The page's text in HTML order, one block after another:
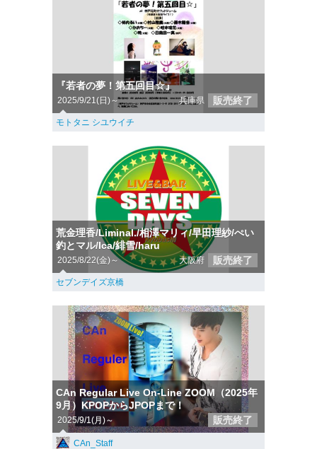
『若者の夢！第五回目☆』
2025/9/21(日)～ 兵庫県 販売終了
モトタニ シユウイチ
荒金理香/Liminal./相澤マリィ/早田理紗/ぺい
釣とマル/Ica/緋雪/haru
2025/8/22(金)～ 大阪府 販売終了
セブンデイズ京橋
CAn Regular Live On-Line ZOOM（2025年
9月）KPOPからJPOPまで！
2025/9/1(月)～ 販売終了
CAn_Staff